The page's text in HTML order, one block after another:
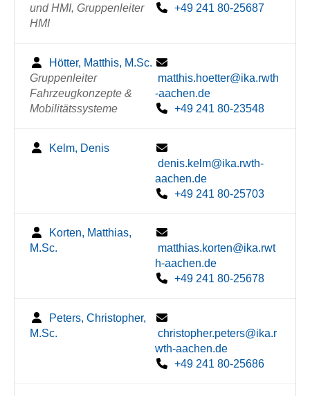
und HMI, Gruppenleiter
HMI
+49 241 80-25687
Hötter, Matthis, M.Sc.
Gruppenleiter
Fahrzeugkonzepte &
Mobilitätssysteme
matthis.hoetter@ika.rwth
-aachen.de
+49 241 80-23548
Kelm, Denis
denis.kelm@ika.rwth-
aachen.de
+49 241 80-25703
Korten, Matthias,
M.Sc.
matthias.korten@ika.rwt
h-aachen.de
+49 241 80-25678
Peters, Christopher,
M.Sc.
christopher.peters@ika.r
wth-aachen.de
+49 241 80-25686